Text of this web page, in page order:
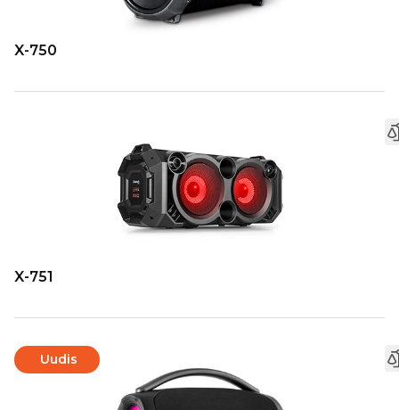
X-750
X-751
Uudis